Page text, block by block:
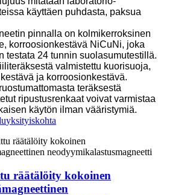
käyttäen puhdasta, paksua
pinnalla on kolmikerroksinen
korroosionkestävä NiCuNi, joka
testata 24 tunnin suolasumutestillä.
valmistettu kuorisuoja,
ja korroosionkestävä.
teräksestä
ripustusrenkaat voivat varmistaa
käytön ilman vääristymiä.
yksityiskohta
räätälöity kokoinen